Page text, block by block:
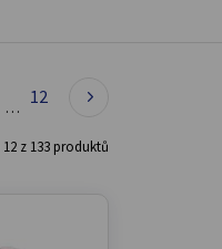
… 12
12 z 133 produktů